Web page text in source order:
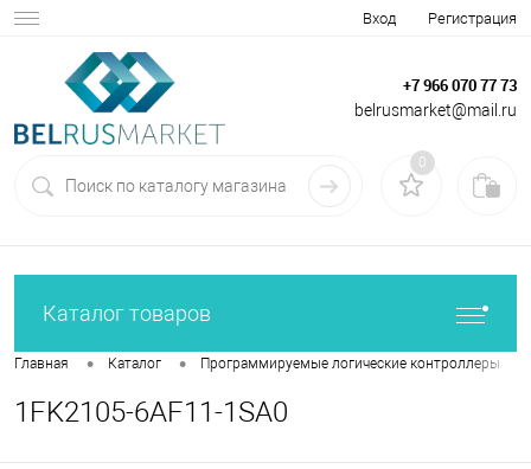
Вход Регистрация
+7 966 070 77 73
belrusmarket@mail.ru
0
Каталог товаров
Главная • Каталог • Программируемые логические контроллеры
1FK2105-6AF11-1SA0